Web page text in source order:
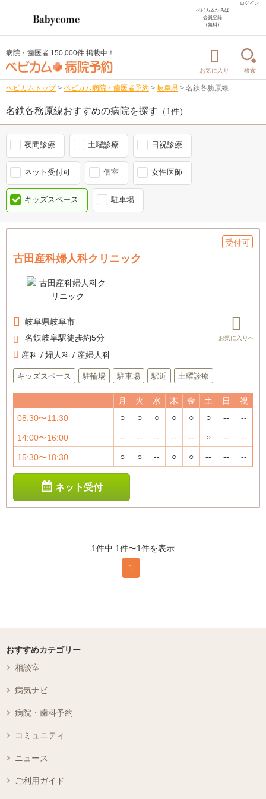
ログイン
ベビカムひろば
会員登録
（無料）
病院・歯医者 150,000件 掲載中！
お気に入り 検索
ベビカムトップ > ベビカム病院・歯医者予約 > 岐阜県 > 名鉄各務原線
名鉄各務原線おすすめの病院を探す （1件）
夜間診療 土曜診療 日祝診療
ネット受付可 個室 女性医師
キッズスペース 駐車場
受付可
古田産科婦人科クリニック
岐阜県岐阜市
名鉄岐阜駅徒歩約5分
産科 / 婦人科 / 産婦人科
キッズスペース 駐輪場 駐車場 駅近 土曜診療
月 火 水 木 金 土 日
祝
08:30〜11:30
○ ○ ○ ○ ○ ○ -- --
14:00〜16:00 -- -- -- -- -- ○ -- --
15:30〜18:30 ○ ○ -- ○ ○ -- -- --
ネット受付
1件中 1件〜1件を表示
1
おすすめカテゴリー
相談室
病気ナビ
病院・歯科予約
コミュニティ
ニュース
ご利用ガイド